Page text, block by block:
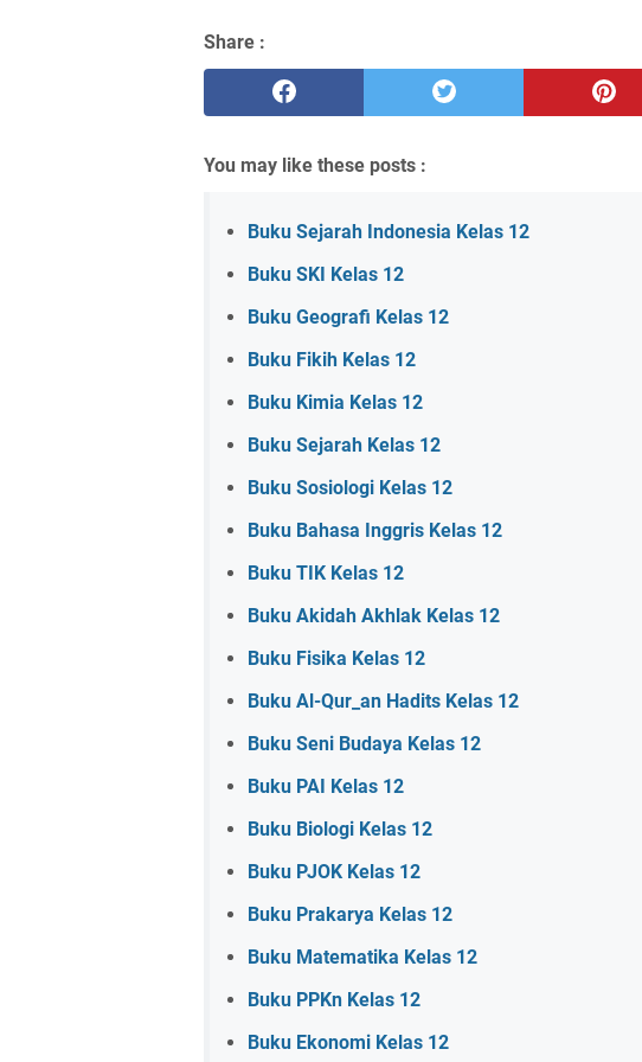
Share :
You may like these posts :
Buku Sejarah Indonesia Kelas 12
Buku SKI Kelas 12
Buku Geografi Kelas 12
Buku Fikih Kelas 12
Buku Kimia Kelas 12
Buku Sejarah Kelas 12
Buku Sosiologi Kelas 12
Buku Bahasa Inggris Kelas 12
Buku TIK Kelas 12
Buku Akidah Akhlak Kelas 12
Buku Fisika Kelas 12
Buku Al-Qur_an Hadits Kelas 12
Buku Seni Budaya Kelas 12
Buku PAI Kelas 12
Buku Biologi Kelas 12
Buku PJOK Kelas 12
Buku Prakarya Kelas 12
Buku Matematika Kelas 12
Buku PPKn Kelas 12
Buku Ekonomi Kelas 12